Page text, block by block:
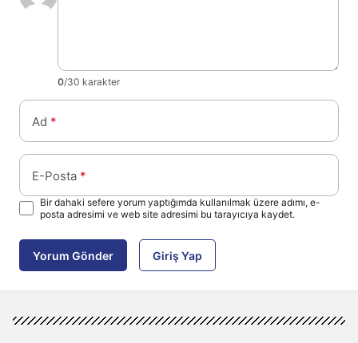
0/30 karakter
Ad *
E-Posta *
Bir dahaki sefere yorum yaptığımda kullanılmak üzere adımı, e-
posta adresimi ve web site adresimi bu tarayıcıya kaydet.
Yorum Gönder Giriş Yap